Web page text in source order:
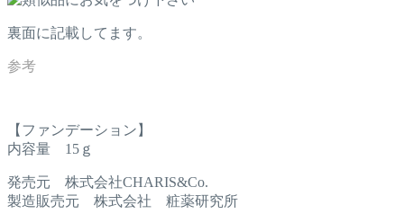
裏面に記載してます。
【ファンデーション】
内容量 15ｇ
発売元 株式会社CHARIS&Co.
製造販売元 株式会社 粧薬研究所